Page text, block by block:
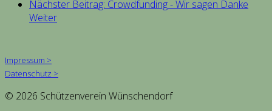
Nächster Beitrag: Crowdfunding - Wir sagen Danke
Weiter
Impressum >
Datenschutz >
© 2026 Schützenverein Wünschendorf